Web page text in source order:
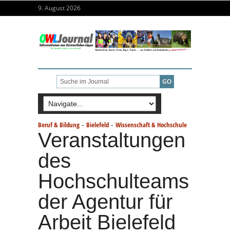
9. August 2026
Beruf & Bildung - Bielefeld - Wissenschaft & Hochschule
Veranstaltungen
des
Hochschulteams
der Agentur für
Arbeit Bielefeld